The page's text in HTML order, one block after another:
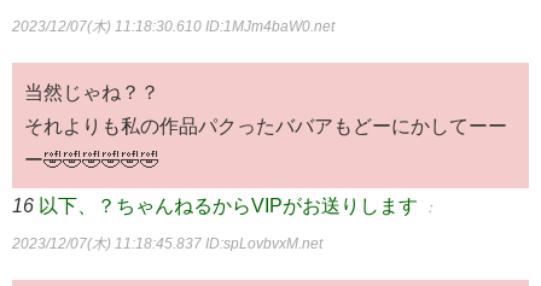
2023/12/07(木) 11:18:30.610 ID:1MJm4baW0.net
当然じゃね？？
それよりも私の作品パクったババアもどーにかしてーー
ー🤣🤣🤣🤣🤣🤣
16 以下、？ちゃんねるからVIPがお送りします ：
2023/12/07(木) 11:18:45.837 ID:spLovbvxM.net